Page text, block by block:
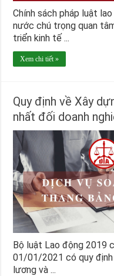
Chính sách pháp luật
nước chú trọng quan
triển kinh tế ...
Xem chi tiết »
Quy định về Xây
nhất đối doanh
Bộ luật Lao động 2019
01/01/2021 có quy định
lương và ...